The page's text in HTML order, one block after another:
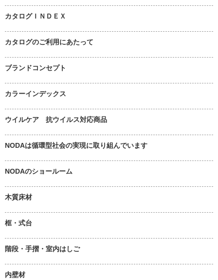
カタログＩＮＤＥＸ
カタログのご利用にあたって
ブランドコンセプト
カラーインデックス
ウイルケア 抗ウイルス対応商品
NODAは循環型社会の実現に取り組んでいます
NODAのショールーム
木質床材
框・式台
階段・手摺・室内はしご
内壁材